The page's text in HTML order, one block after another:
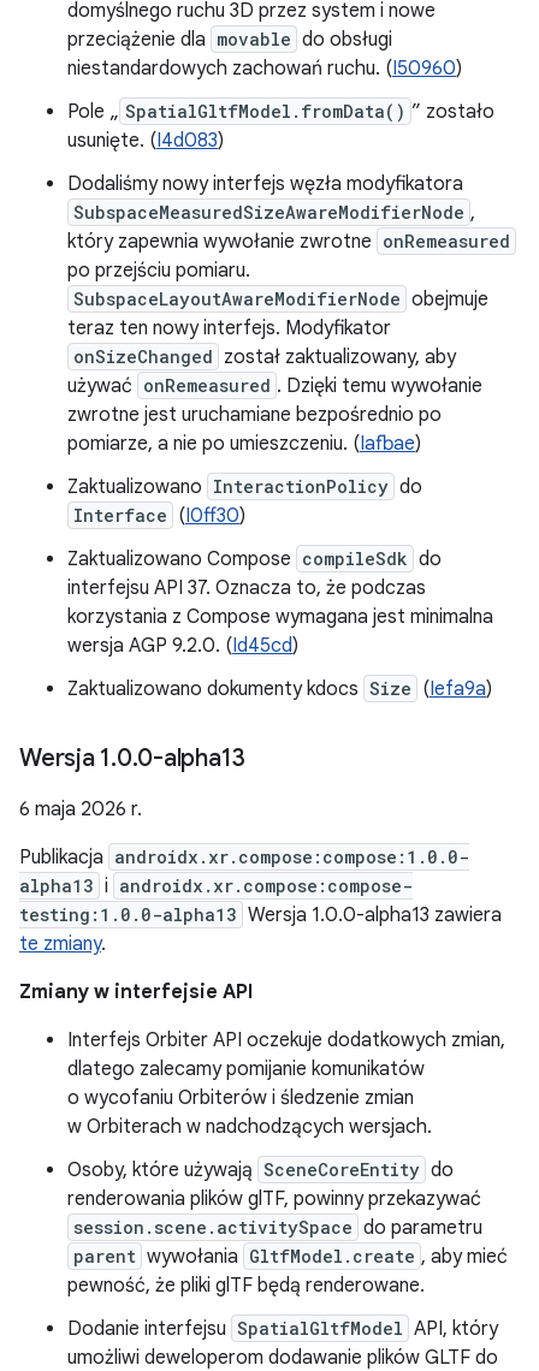
domyślnego ruchu 3D przez system i nowe
przeciążenie dla movable do obsługi
niestandardowych zachowań ruchu. (I50960)
Pole „ SpatialGltfModel.fromData() ” zostało
usunięte. (I4d083)
Dodaliśmy nowy interfejs węzła modyfikatora
SubspaceMeasuredSizeAwareModifierNode ,
który zapewnia wywołanie zwrotne onRemeasured
po przejściu pomiaru.
SubspaceLayoutAwareModifierNode obejmuje
teraz ten nowy interfejs. Modyfikator
onSizeChanged został zaktualizowany, aby
używać onRemeasured . Dzięki temu wywołanie
zwrotne jest uruchamiane bezpośrednio po
pomiarze, a nie po umieszczeniu. (Iafbae)
Zaktualizowano InteractionPolicy do
Interface (I0ff30)
Zaktualizowano Compose compileSdk do
interfejsu API 37. Oznacza to, że podczas
korzystania z Compose wymagana jest minimalna
wersja AGP 9.2.0. (Id45cd)
Zaktualizowano dokumenty kdocs Size (Iefa9a)
Wersja 1.0.0-alpha13
6 maja 2026 r.
Publikacja androidx.xr.compose:compose:1.0.0-
alpha13 i androidx.xr.compose:compose-
testing:1.0.0-alpha13 Wersja 1.0.0-alpha13 zawiera
te zmiany.
Zmiany w interfejsie API
Interfejs Orbiter API oczekuje dodatkowych zmian,
dlatego zalecamy pomijanie komunikatów
o wycofaniu Orbiterów i śledzenie zmian
w Orbiterach w nadchodzących wersjach.
Osoby, które używają SceneCoreEntity do
renderowania plików glTF, powinny przekazywać
session.scene.activitySpace do parametru
parent wywołania GltfModel.create , aby mieć
pewność, że pliki glTF będą renderowane.
Dodanie interfejsu SpatialGltfModel API, który
umożliwi deweloperom dodawanie plików GLTF do